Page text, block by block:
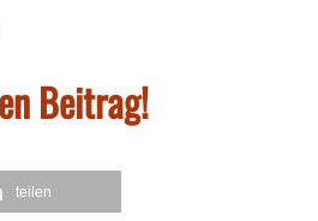
Beitrag!
teilen